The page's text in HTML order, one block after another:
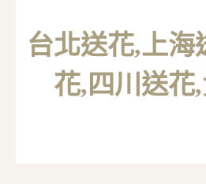
台北送花,上海
花,四川送花